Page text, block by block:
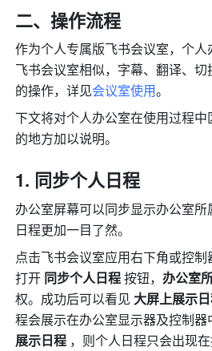
二、操作流程
作为个人专属版飞书会议室，个
飞书会议室相似，字幕、翻译、
的操作，详见会议室使用。
下文将对个人办公室在使用过程
的地方加以说明。
同步个人日程
办公室屏幕可以同步显示办公室所
日程更加一目了然。
点击飞书会议室应用右下角或控
打开 同步个人日程 按钮，办公室
权。成功后可以看见 大屏上展示
程会展示在办公室显示器及控制器
展示日程 ，则个人日程只会出现在